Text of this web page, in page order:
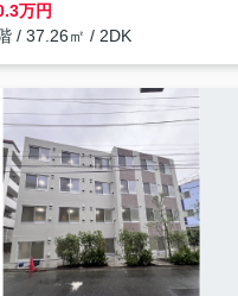
万円
/ 37.26㎡ / 2DK